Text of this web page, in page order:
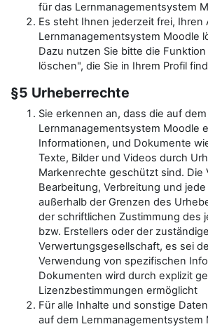
für das Lernmanagementsystem
Es steht Ihnen jederzeit frei, Ihren
Lernmanagementsystem Moodle
Dazu nutzen Sie bitte die
löschen", die Sie in Ihrem Profil
§5 Urheberrechte
Sie erkennen an, dass die auf dem
Lernmanagementsystem Moodle
Informationen, und Dokumente
Texte, Bilder und Videos durch
Markenrechte geschützt sind. Die
Bearbeitung, Verbreitung und
außerhalb der Grenzen des
der schriftlichen Zustimmung des
bzw. Erstellers oder der
Verwertungsgesellschaft, es sei
Verwendung von spezifischen
Dokumenten wird durch explizit
Lizenzbestimmungen ermöglicht
Für alle Inhalte und sonstige
auf dem Lernmanagementsystem